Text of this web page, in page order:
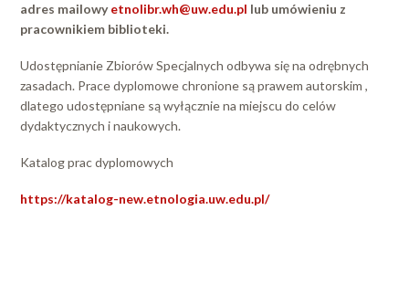
adres mailowyetnolibr.wh@uw.edu.pl lub umówieniu z
pracownikiem biblioteki.
Udostępnianie Zbiorów Specjalnych odbywa się na odrębnych
zasadach. Prace dyplomowe chronione są prawem autorskim ,
dlatego udostępniane są wyłącznie na miejscu do celów
dydaktycznych i naukowych.
Katalog prac dyplomowych
https://katalog-new.etnologia.uw.edu.pl/